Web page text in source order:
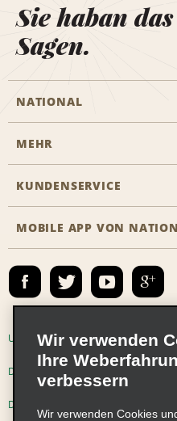
Sie haban das
Sagen.
NATIONAL
Eine Reservierung
Das Business Rental
Emerald Club Anmelden
MEHR
Karriere
KUNDENSERVICE
Barrierefreiheit
Kontakt
E-Mail anmelden
MOBILE APP VON
Unternehmensinformationen
Datenschutzrichtlinie
Datenschutzoptionen
Wir verwenden
Ihre
verbessern
Wir verwenden Cookies